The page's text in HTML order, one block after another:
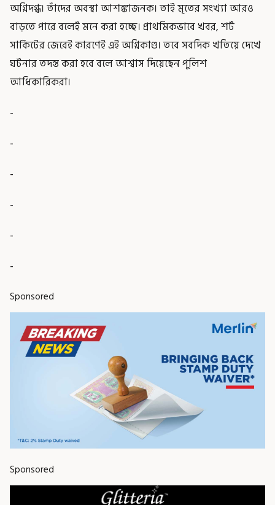
অগ্নিদগ্ধ। তাঁদের অবস্থা আশঙ্কাজনক। তাই মৃতের সংখ্যা আরও
বাড়তে পারে বলেই মনে করা হচ্ছে। প্রাথমিকভাবে খবর, শর্ট
সার্কিটের জেরেই কারণেই এই অগ্নিকাণ্ড। তবে সবদিক খতিয়ে দেখে
ঘটনার তদন্ত করা হবে বলে আশ্বাস দিয়েছেন পুলিশ
আধিকারিকরা।
-
-
-
-
-
-
Sponsored
Sponsored